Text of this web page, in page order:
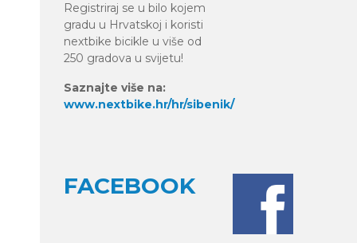
Registriraj se u bilo kojem
gradu u Hrvatskoj i koristi
nextbike bicikle u više od
250 gradova u svijetu!
Saznajte više na:
www.nextbike.hr/hr/sibenik/
FACEBOOK